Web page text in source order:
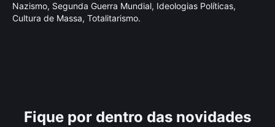
Nazismo, Segunda Guerra Mundial, Ideologias Políticas,
Cultura de Massa, Totalitarismo.
Fique por dentro das novidades